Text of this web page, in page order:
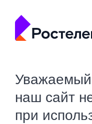
Уважаемый
наш сайт
при